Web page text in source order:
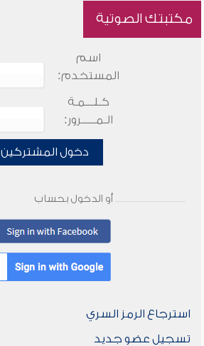
مكتبتك الصوتية
اسم
المستخدم:
كـلـــمـة
الـمـــــرور:
دخول المشتركين
أو الدخول بحساب
استرجاع الرمز السري
تسجيل عضو جديد